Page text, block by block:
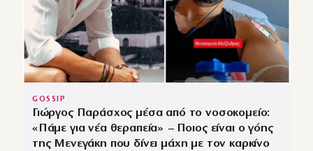
GOSSIP
Γιώργος Παράσχος μέσα από το νοσοκομείο:
«Πάμε για νέα θεραπεία» – Ποιος είναι ο γόης
της Μενεγάκη που δίνει μάχη με τον καρκίνο